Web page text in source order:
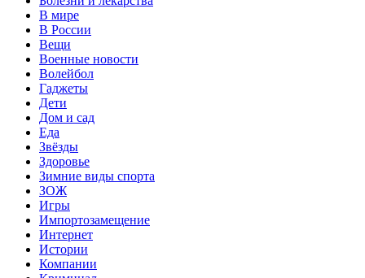
В мире
В России
Вещи
Военные новости
Волейбол
Гаджеты
Дети
Дом и сад
Еда
Звёзды
Здоровье
Зимние виды спорта
ЗОЖ
Игры
Импортозамещение
Интернет
Истории
Компании